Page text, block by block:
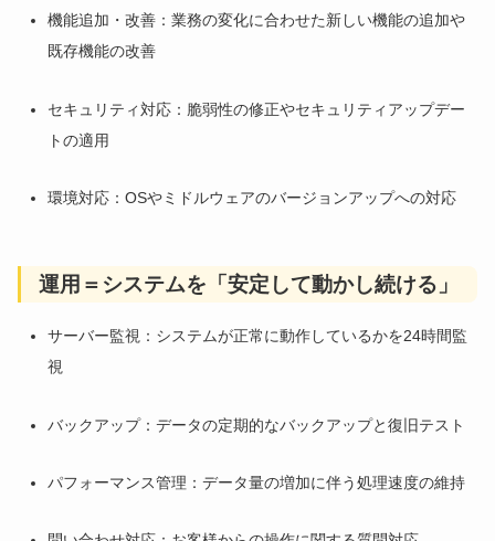
機能追加・改善：業務の変化に合わせた新しい機能の追加や
既存機能の改善
セキュリティ対応：脆弱性の修正やセキュリティアップデー
トの適用
環境対応：OSやミドルウェアのバージョンアップへの対応
運用＝システムを「安定して動かし続ける」
サーバー監視：システムが正常に動作しているかを24時間監
視
バックアップ：データの定期的なバックアップと復旧テスト
パフォーマンス管理：データ量の増加に伴う処理速度の維持